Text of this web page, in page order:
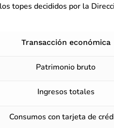
topes decididos por la
Transacción económica
Patrimonio bruto
Ingresos totales
Consumos con tarjeta de